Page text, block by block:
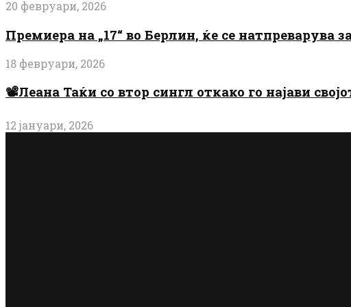
20 февруари, 2026
Премиера на „17“ во Берлин, ќе се натпреварува
18 февруари, 2026
📽️Леана Таќи со втор сингл откако го најави
12 јануари, 2026